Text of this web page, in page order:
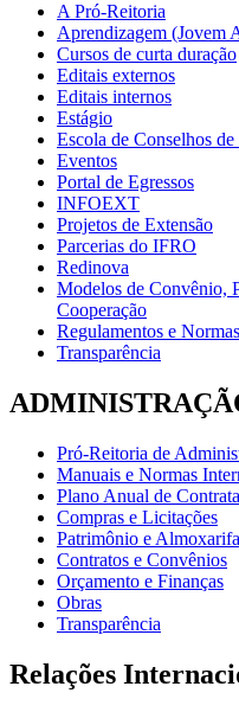
A Pró-Reitoria
Aprendizagem (Jovem
Cursos de curta duração
Editais externos
Editais internos
Estágio
Escola de Conselhos
Eventos
Portal de Egressos
INFOEXT
Projetos de Extensão
Parcerias do IFRO
Redinova
Modelos de Convênio,
Cooperação
Regulamentos e
Transparência
Pró-Reitoria de
Manuais e Normas
Plano Anual de
Compras e Licitações
Patrimônio e
Contratos e Convênios
Orçamento e Finanças
Obras
Transparência
Relações